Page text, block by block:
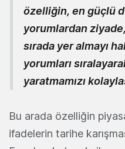
özelliğin, en güçlü
yorumlardan
sırada yer almayı
yorumları
yaratmamızı
Bu arada özelliğin
ifadelerin tarihe